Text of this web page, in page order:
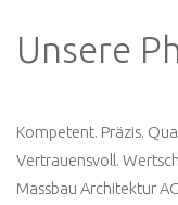
Unsere
Kompetent. Präzis.
Vertrauensvoll.
Massbau Architektur AG